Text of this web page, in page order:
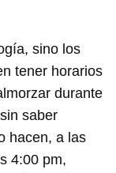
sino los
tener horarios
durante
saber
hacen, a las
4:00 pm,